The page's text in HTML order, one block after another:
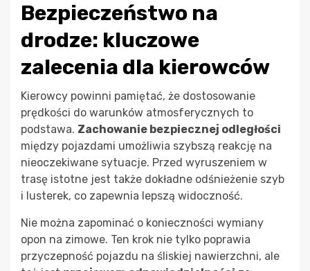
Bezpieczeństwo na
drodze: kluczowe
zalecenia dla kierowców
Kierowcy powinni pamiętać, że dostosowanie
prędkości do warunków atmosferycznych to
podstawa. Zachowanie bezpiecznej odległości
między pojazdami umożliwia szybszą reakcję na
nieoczekiwane sytuacje. Przed wyruszeniem w
trasę istotne jest także dokładne odśnieżenie szyb
i lusterek, co zapewnia lepszą widoczność.
Nie można zapominać o konieczności wymiany
opon na zimowe. Ten krok nie tylko poprawia
przyczepność pojazdu na śliskiej nawierzchni, ale